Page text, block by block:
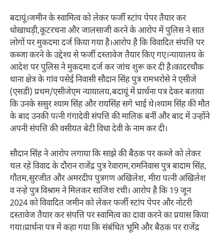
बदायूं।जमीन के स्वामित्व को लेकर फर्जी स्टांप पेपर तैयार कर
धोखाधड़ी,कूटरचना और जालसाजी करने के आरोप में पुलिस ने सात
लोगों पर मुकदमा दर्ज किया गया है।आरोप है कि विवादित संपत्ति पर
कब्जा करने के उद्देश्य से फर्जी दस्तावेज तैयार किए गए।न्यायालय के
आदेश पर पुलिस ने मुकदमा दर्ज कर जांच शुरू कर दी है।कादरचौक
थाना क्षेत्र के गांव पसेई निवासी सौदान सिंह पुत्र रामभरोसे ने एसीजे
(एसडी) प्रथम/एसीजेएम न्यायालय,बदायूं में प्रार्थना पत्र देकर बताया
कि उनके ससुर श्याम सिंह और रायसिंह सगे भाई थे।श्याम सिंह की मौत
के बाद उनकी पत्नी गंगादेवी संपत्ति की मालिक बनीं और बाद में उन्होंने
अपनी संपत्ति की वसीयत बेटी विधा देवी के नाम कर दी।
सौदान सिंह ने आरोप लगाया कि साझे की बैठक पर कब्जे को लेकर
चल रहे विवाद के दौरान राजेंद्र पुत्र रेवाराम,रामनिवास पुत्र बादाम सिंह,
गौतम,सुरजीत और अमरदीप पुत्रगण अखिलेश, मीरा पत्नी अखिलेश
व नन्हे पुत्र विश्राम ने मिलकर साजिश रची। आरोप है कि 19 जून
2024 को विवादित जमीन को लेकर फर्जी स्टांप पेपर और नोटरी
दस्तावेज तैयार कर संपत्ति पर स्वामित्व का दावा करने का प्रयास किया
गया।प्रार्थना पत्र में कहा गया कि संबंधित भूमि और बैठक पर राजेंद्र